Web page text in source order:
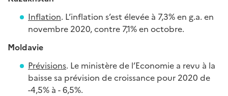
Inflation. L’inflation s’est élevée à 7,3% en g.a. en
novembre 2020, contre 7,1% en octobre.
Moldavie
Prévisions. Le ministère de l’Economie a revu à la
baisse sa prévision de croissance pour 2020 de
-4,5% à - 6,5%.